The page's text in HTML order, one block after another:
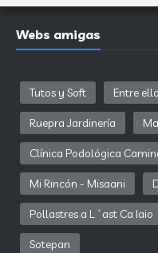
Webs amigas
Tutos y Soft Entre
Ruepra Jardinería
Clínica Podológica
Mi Rincón - Misaani
Pollastres a L´ast Ca Iaio
Sotepan